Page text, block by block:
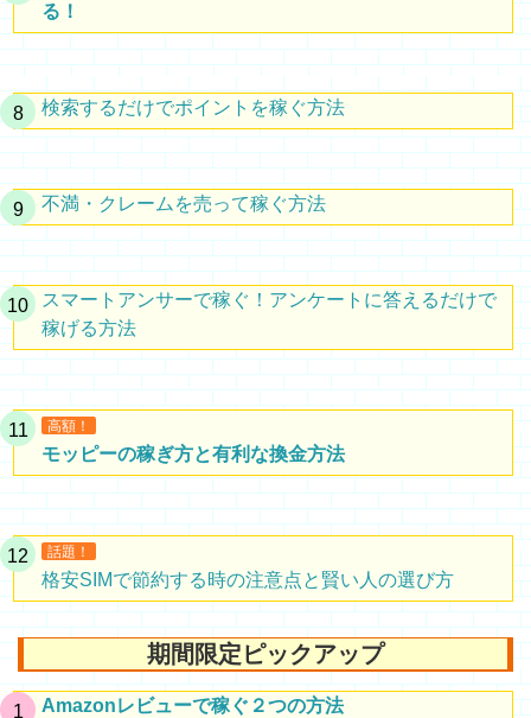
る！
検索するだけでポイントを稼ぐ方法
不満・クレームを売って稼ぐ方法
スマートアンサーで稼ぐ！アンケートに答えるだけで
稼げる方法
高額！
モッピーの稼ぎ方と有利な換金方法
話題！
格安SIMで節約する時の注意点と賢い人の選び方
期間限定ピックアップ
Amazonレビューで稼ぐ２つの方法